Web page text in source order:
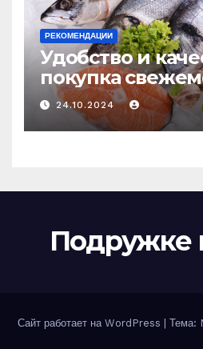
РЕКОМЕНДАЦИИ
Удобство и
покупка
рыбы онлайн
24.10.2024
Подружке
Сайт работает на WordPress | Тема: